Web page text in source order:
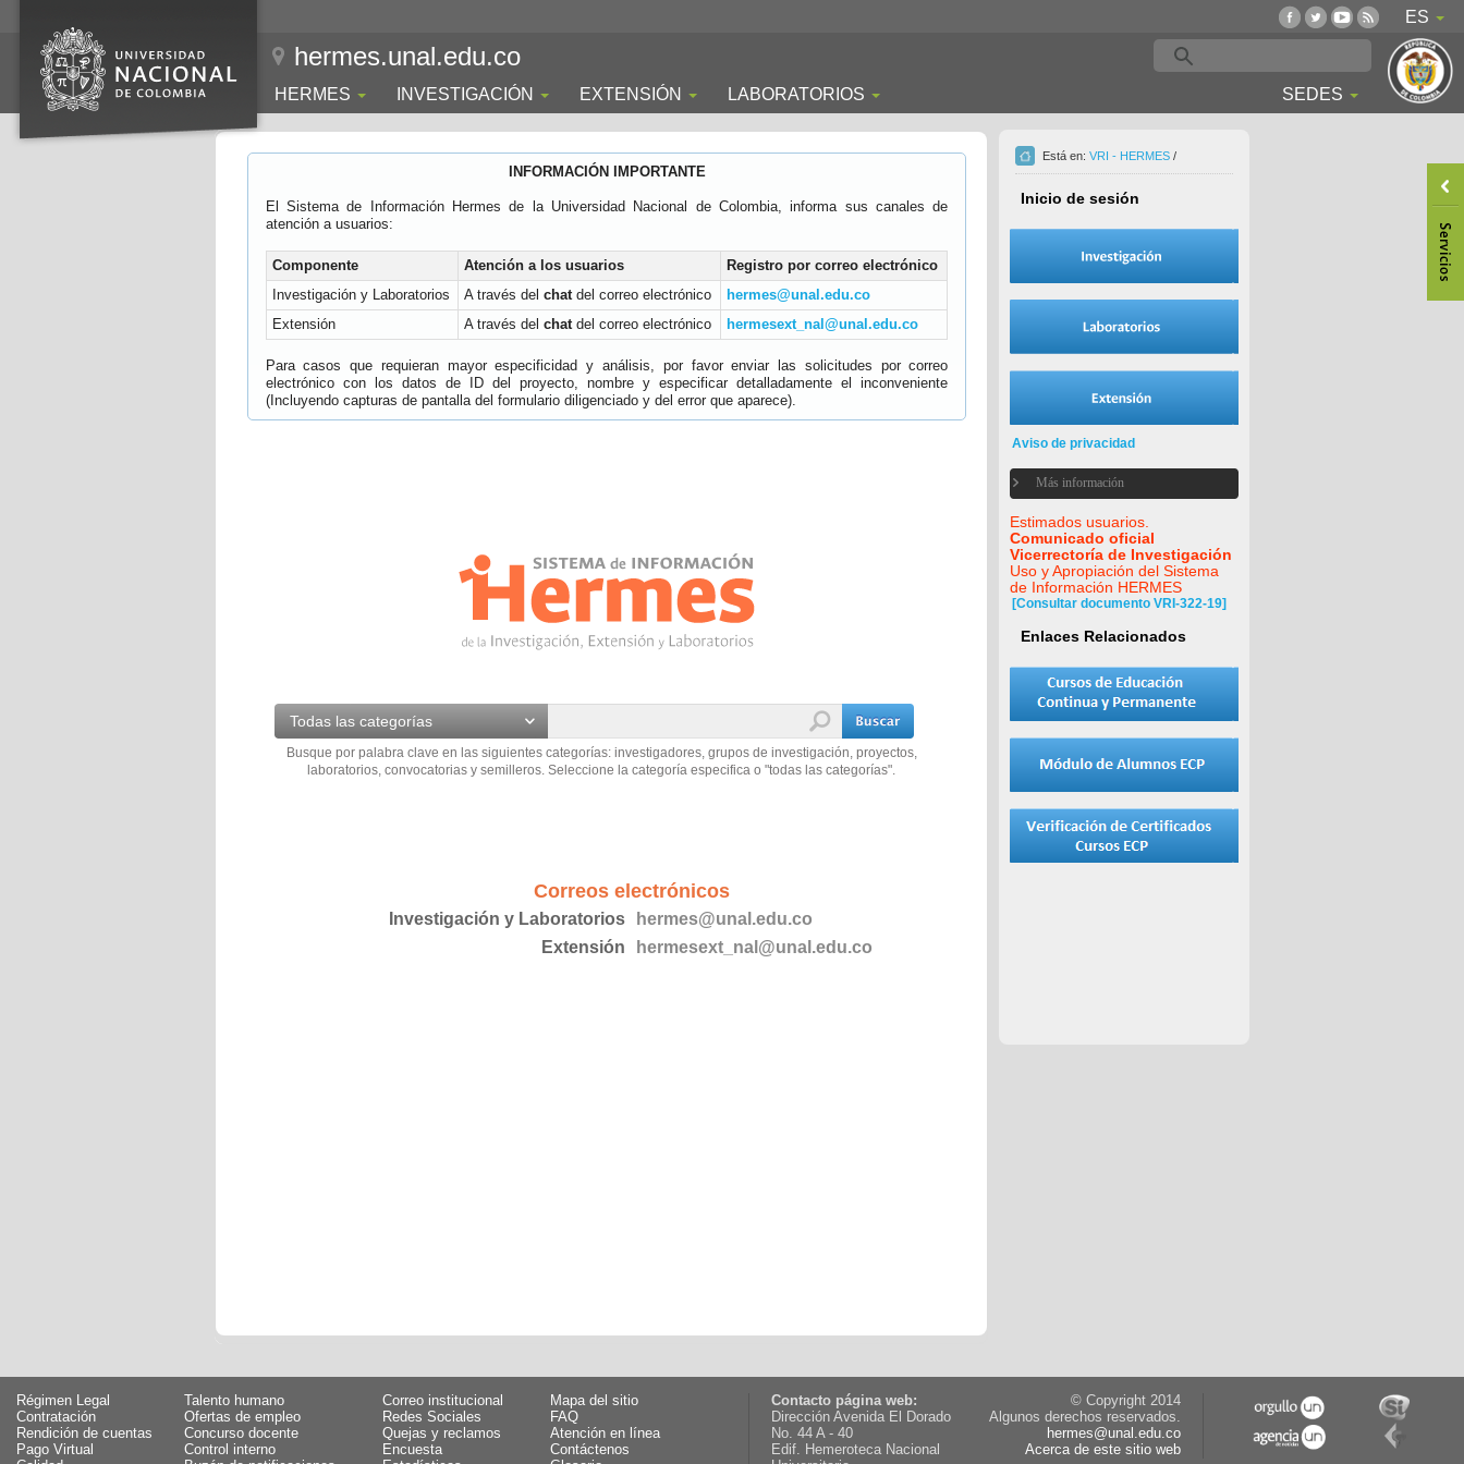
ES
hermes.unal.edu.co
HERMES INVESTIGACIÓN EXTENSIÓN LABORATORIOS SEDES
INFORMACIÓN IMPORTANTE
El Sistema de Información Hermes de la Universidad Nacional de Colombia, informa sus canales de
atención a usuarios:
Componente Atención a los usuarios
Registro por correo electrónico
Investigación y Laboratorios
A través del chatdel correo electrónico
hermes@unal.edu.co
Extensión
A través del chatdel correo electrónico hermesext_nal@unal.edu.co
Para casos que requieran mayor especificidad y análisis, por favor enviar las solicitudes por correo
electrónico con los datos de ID del proyecto, nombre y especificar detalladamente el inconveniente
(Incluyendo capturas de pantalla del formulario diligenciado y del error que aparece).
Todas las categorías
Busque por palabra clave en las siguientes categorías: investigadores, grupos de investigación, proyectos,
laboratorios, convocatorias y semilleros. Seleccione la categoría especifica o "todas las categorías".
Correos electrónicos
Investigación y Laboratorios
hermes@unal.edu.co
Extensión
hermesext_nal@unal.edu.co
Está en: VRI - HERMES /
Inicio de sesión
Aviso de privacidad
Más información
Estimados usuarios.
Comunicado oficial
Vicerrectoría de Investigación
Uso y Apropiación del Sistema
de Información HERMES
[Consultar documento VRI-322-19]
Enlaces Relacionados
Régimen Legal
Talento humano
Contratación
Ofertas de empleo
Rendición de cuentas
Concurso docente
Pago Virtual
Control interno
Correo institucional
Mapa del sitio
Redes Sociales
FAQ
Quejas y reclamos
Atención en línea
Encuesta
Contáctenos
Contacto página web:
Dirección Avenida El Dorado
No. 44 A - 40
Edif. Hemeroteca Nacional
© Copyright 2014
Algunos derechos reservados.
hermes@unal.edu.co
Acerca de este sitio web